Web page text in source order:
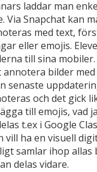
laddar man
Via Snapchat kan
med text,
eller emojis.
till sina mobiler.
bilder
senaste
och det gick
till emojis, vad
t.ex i Google
vill ha en visuell
samlar ihop allas
delas vidare.